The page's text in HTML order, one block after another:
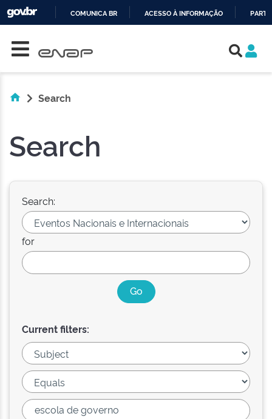
COMUNICA BR ACESSO À INFORMAÇÃO
Search
Search
Search:
for
Current filters: